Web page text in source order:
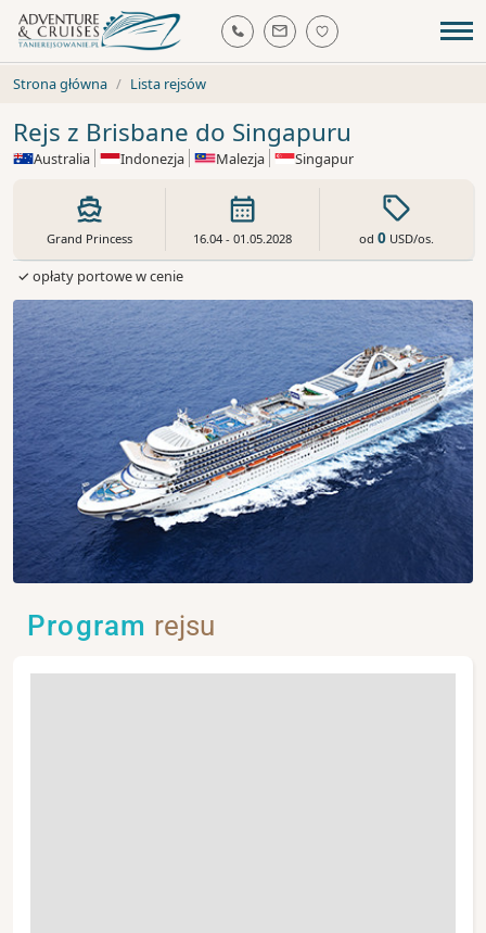
Strona główna Lista rejsów
Rejs z Brisbane do Singapuru
Australia Indonezja Malezja Singapur
Grand Princess 16.04 - 01.05.2028 od 0USD/os.
✓ opłaty portowe w cenie
Program rejsu